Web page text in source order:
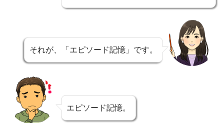
それが、「エピソード記憶」です。
エピソード記憶。